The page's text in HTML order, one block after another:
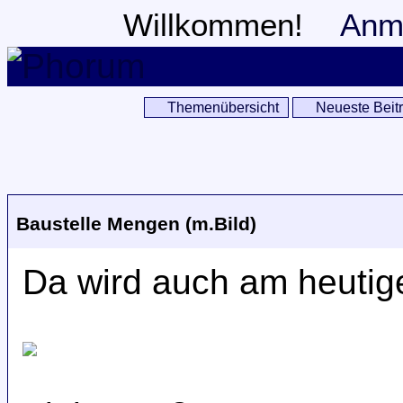
Willkommen!
Themenübersicht Neueste
Baustelle Mengen (m.Bild)
Da wird auch am